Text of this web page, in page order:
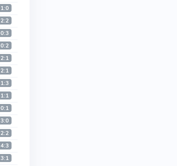
1:0
2:2
0:3
0:2
2:1
2:1
1:3
1:1
0:1
3:0
2:2
4:3
3:1